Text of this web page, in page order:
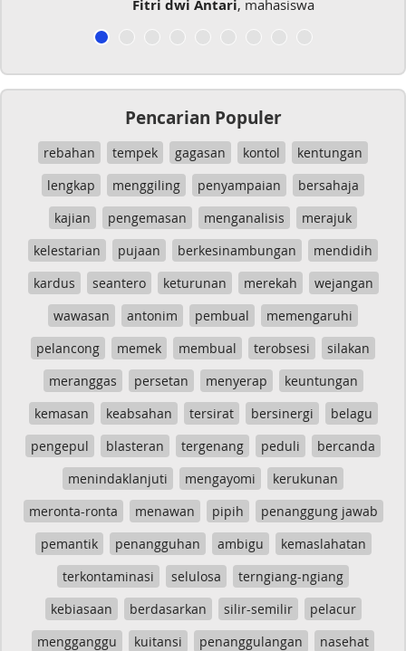
Fitri dwi Antari, mahasiswa
Pencarian Populer
rebahan tempek gagasan kontol
kentungan
lengkap
menggiling penyampaian
bersahaja
kajian
pengemasan menganalisis
merajuk
kelestarian
pujaan berkesinambungan
mendidih
kardus
seantero keturunan merekah
wejangan
wawasan
antonim pembual
memengaruhi
pelancong
memek membual terobsesi
silakan
meranggas
persetan menyerap
keuntungan
kemasan
keabsahan tersirat bersinergi
belagu
pengepul
blasteran tergenang peduli
bercanda
menindaklanjuti
mengayomi
kerukunan
meronta-ronta
menawan pipih
penanggung jawab
pemantik
penangguhan ambigu
kemaslahatan
terkontaminasi
selulosa
terngiang-ngiang
kebiasaan
berdasarkan silir-semilir
pelacur
mengganggu
kuitansi penanggulangan
nasehat